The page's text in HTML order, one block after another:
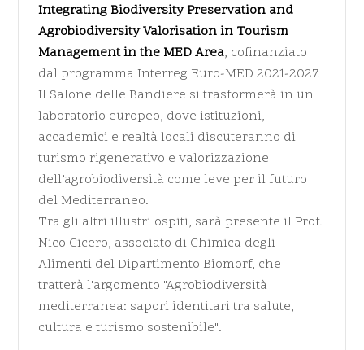
Integrating Biodiversity Preservation and
Agrobiodiversity Valorisation in Tourism
Management in the MED Area, cofinanziato
dal programma Interreg Euro-MED 2021-2027.
Il Salone delle Bandiere si trasformerà in un
laboratorio europeo, dove istituzioni,
accademici e realtà locali discuteranno di
turismo rigenerativo e valorizzazione
dell’agrobiodiversità come leve per il futuro
del Mediterraneo.
Tra gli altri illustri ospiti, sarà presente il Prof.
Nico Cicero, associato di Chimica degli
Alimenti del Dipartimento Biomorf, che
tratterà l'argomento "Agrobiodiversità
mediterranea: sapori identitari tra salute,
cultura e turismo sostenibile".